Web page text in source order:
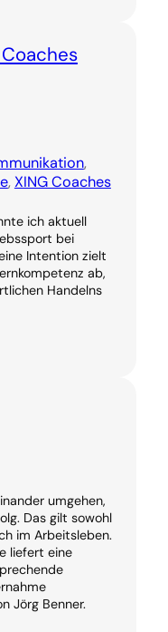
,
, XING Coaches
ich aktuell
bei
Intention zielt
ab,
Handelns
umgehen,
Das gilt sowohl
im Arbeitsleben.
liefert eine
Jörg Benner.